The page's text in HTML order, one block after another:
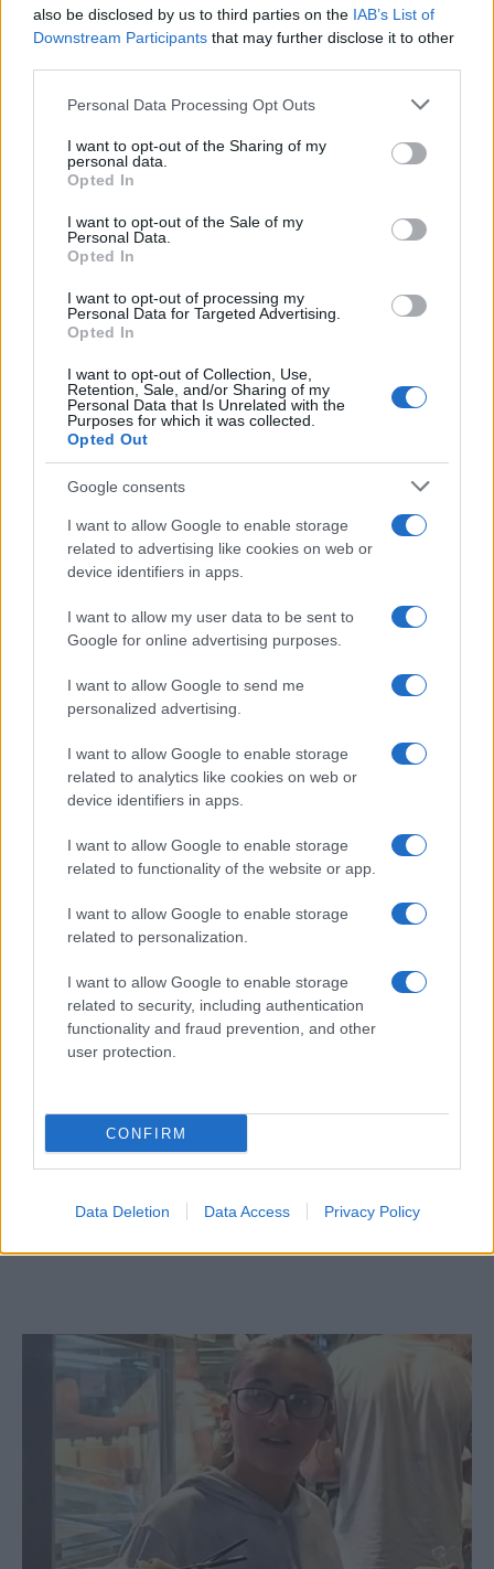
also be disclosed by us to third parties on the IAB’s List of
Downstream Participants that may further disclose it to other
Please note that this website/app uses one or more Google
not limited to your visit or usage behaviour. You may click to
grant or deny consent to Google and its third-party tags to
use your data for below specified purposes in below Google
consent section.
Personal Data Processing Opt Outs
I want to opt-out of the Sharing of my
personal data.
Opted In
I want to opt-out of the Sale of my
Personal Data.
Opted In
I want to opt-out of processing my
Personal Data for Targeted Advertising.
Opted In
I want to opt-out of Collection, Use,
Retention, Sale, and/or Sharing of my
Personal Data that Is Unrelated with the
Purposes for which it was collected.
Opted Out
Google consents
I want to allow Google to enable storage
related to advertising like cookies on web or
device identifiers in apps.
I want to allow my user data to be sent to
Google for online advertising purposes.
I want to allow Google to send me
personalized advertising.
I want to allow Google to enable storage
related to analytics like cookies on web or
device identifiers in apps.
I want to allow Google to enable storage
related to functionality of the website or app.
I want to allow Google to enable storage
related to personalization.
I want to allow Google to enable storage
related to security, including authentication
functionality and fraud prevention, and other
user protection.
CONFIRM
Data Deletion Data Access Privacy Policy
hatalomhoz kötik, szemükre
hányva a közösségi összetartást”.
A kedden nyilvánosságra hozott hivatalos
adatok szerint
a muzulmánok elleni incidensek
száma tavaly mintegy száz volt,
amely a legalacsonyabb szint
2010 óta.
Az antiszemita és iszlamofób incidenseken
kívül a rasszista és idegengyűlölő
cselekmények száma 4,2 százalékkal 493-ra
csökkent tavaly az előző évhez képest. A
2017-es évben még ennél is jelentősebb,
mintegy 15 százalékos volt a csökkenés.
Francis Kalifat, a franciaországi zsidó
szervezetek elnöke (CRIF) nemzeti megoldást
sürgetett a zsidók elleni gyűlölködés
mindennapossá válása miatt. Joel Mergui, a
franciaországi izraelita konzisztórium elnöke
pedig úgy látja, hogy a gyűlöletkeltő
hangulat egyre jobban kitapintható az
országban. Jean Veil ügyvéd, Simone Veil fia
világháború után senki nem merte az
antiszemitizmusát hangosan hirdetni, de
akkor is érezni lehetett, hogy
a „lepra továbbra is jelen van”.
Benjamin Griveaux kormányszóvivő erős jogi